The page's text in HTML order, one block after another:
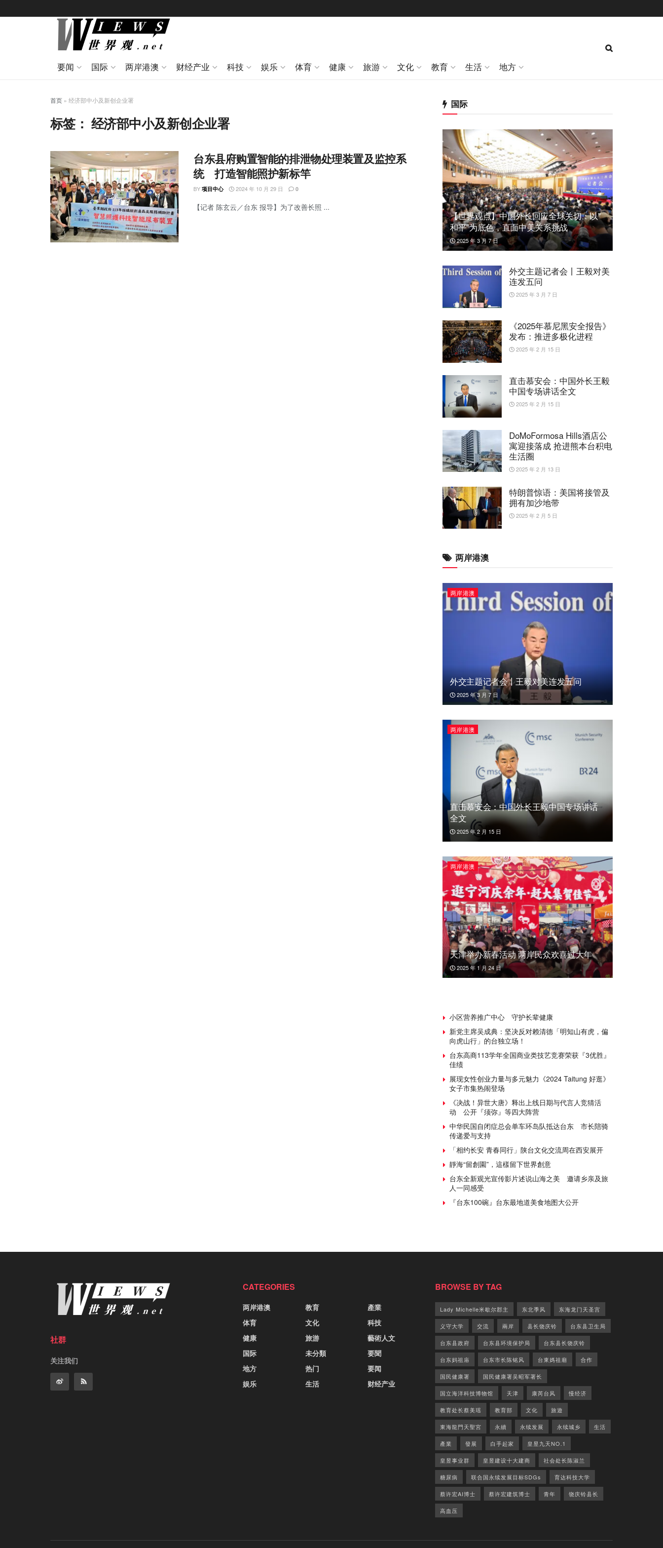
要闻 国际 两岸港澳 财经产业 科技 娱乐 体育 健康 旅游 文化 教育 生活 地方
首页 » 经济部中小及新创企业署
标签： 经济部中小及新创企业署
台东县府购置智能的排泄物处理装置及监控系
统 打造智能照护新标竿
BY 项目中心 2024 年 10 月 29 日 0
【记者 陈玄云／台东 报导】为了改善长照 ...
国际
【世界观点】中国外长回应全球关切：以”
和平”为底色，直面中美关系挑战
2025 年 3 月 7 日
外交主题记者会丨王毅对美
连发五问
2025 年 3 月 7 日
《2025年慕尼黑安全报告》
发布：推进多极化进程
2025 年 2 月 15 日
直击慕安会：中国外长王毅
中国专场讲话全文
2025 年 2 月 15 日
DoMoFormosa Hills酒店公
寓迎接落成 抢进熊本台积电
生活圈
2025 年 2 月 13 日
特朗普惊语：美国将接管及
拥有加沙地带
2025 年 2 月 5 日
两岸港澳
两岸港澳
外交主题记者会丨王毅对美连发五问
2025 年 3 月 7 日
两岸港澳
直击慕安会：中国外长王毅中国专场讲话
全文
2025 年 2 月 15 日
两岸港澳
天津举办新春活动 两岸民众欢喜过大年
2025 年 1 月 24 日
小区营养推广中心 守护长辈健康
新党主席吴成典：坚决反对赖清德「明知山有虎，偏
向虎山行」的台独立场！
台东高商113学年全国商业类技艺竞赛荣获『3优胜』
佳绩
展现女性创业力量与多元魅力《2024 Taitung 好逛》
女子市集热闹登场
《决战！异世大唐》释出上线日期与代言人竞猜活
动 公开『须弥』等四大阵营
中华民国自闭症总会单车环岛队抵达台东 市长陪骑
传递爱与支持
「相约长安 青春同行」陕台文化交流周在西安展开
靜海“留創園”，這樣留下世界創意
台东全新观光宣传影片述说山海之美 邀请乡亲及旅
人一同感受
『台东100碗』台东最地道美食地图大公开
社群
关注我们
CATEGORIES
两岸港澳
体育
健康
国际
地方
娱乐
教育
文化
旅游
未分類
热门
生活
產業
科技
藝術人文
要聞
要闻
财经产业
BROWSE BY TAG
Lady Michelle米歇尔郡主 东北季风 东海龙门天圣宫
义守大学 交流 兩岸 县长饶庆铃 台东县卫生局
台东县政府 台东县环境保护局 台东县长饶庆铃
台东妈祖庙 台东市长陈铭风 台東媽祖廟 合作
国民健康署 国民健康署吴昭军署长
国立海洋科技博物馆 天津 康芮台风 慢经济
教育处长蔡美瑶 教育部 文化 旅遊
東海龍門天聖宮 永續 永续发展 永续城乡 生活
產業 發展 白手起家 皇昱九天NO.1
皇昱事业群 皇昱建设十大建商 社会处长陈淑兰
糖尿病 联合国永续发展目标SDGs 育达科技大学
蔡许宏AI博士 蔡许宏建筑博士 青年 饶庆铃县长
高血压